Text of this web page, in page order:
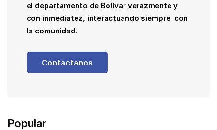
el departamento de Bolívar verazmente y
con inmediatez, interactuando siempre con
la comunidad.
Contactanos
Popular